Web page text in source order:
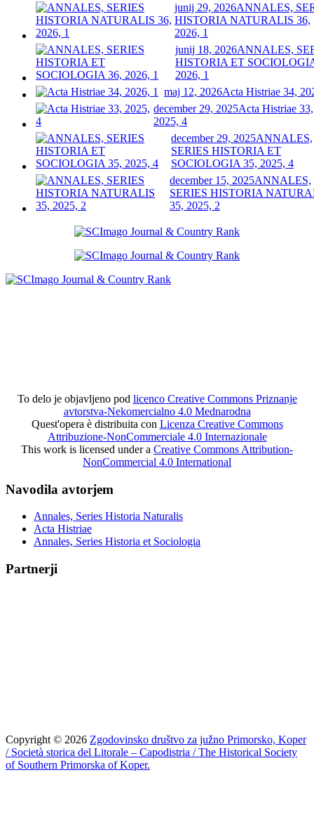
junij 29, 2026ANNALES,
HISTORIA NATURALIS 36,
2026, 1
junij 18, 2026ANNALES,
HISTORIA ET
2026, 1
maj 12, 2026Acta Histriae 34,
december 29, 2025Acta Histriae 33,
2025, 4
december 29, 2025ANNALES,
SERIES HISTORIA ET
SOCIOLOGIA 35, 2025, 4
december 15, 2025ANNALES,
SERIES HISTORIA
35, 2025, 2
To delo je objavljeno pod licenco Creative Commons Priznanje
avtorstva-Nekomercialno 4.0 Mednarodna
Quest'opera è distribuita con Licenza Creative Commons
Attribuzione-NonCommerciale 4.0 Internazionale
This work is licensed under a Creative Commons Attribution-
NonCommercial 4.0 International
Navodila avtorjem
Annales, Series Historia Naturalis
Acta Histriae
Annales, Series Historia et Sociologia
Partnerji
Copyright © 2026 Zgodovinsko društvo za južno Primorsko, Koper
/ Società storica del Litorale – Capodistria / The Historical Society
of Southern Primorska of Koper.